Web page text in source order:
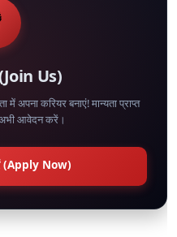
Us)
अपना करियर बनाएं! मान्यता प्राप्त
अभी आवेदन करें।
Now)